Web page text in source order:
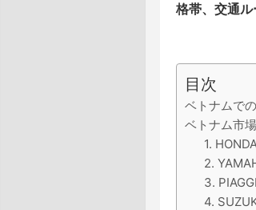
格帯、交通ル
目次
ベトナムで
ベトナム市
1.
2.
3.
4.